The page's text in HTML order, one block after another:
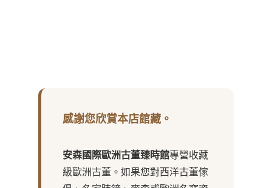
感謝您欣賞本店館藏。
安森國際歐洲古董臻時館專營收藏
級歐洲古董。如果您對西洋古董傢